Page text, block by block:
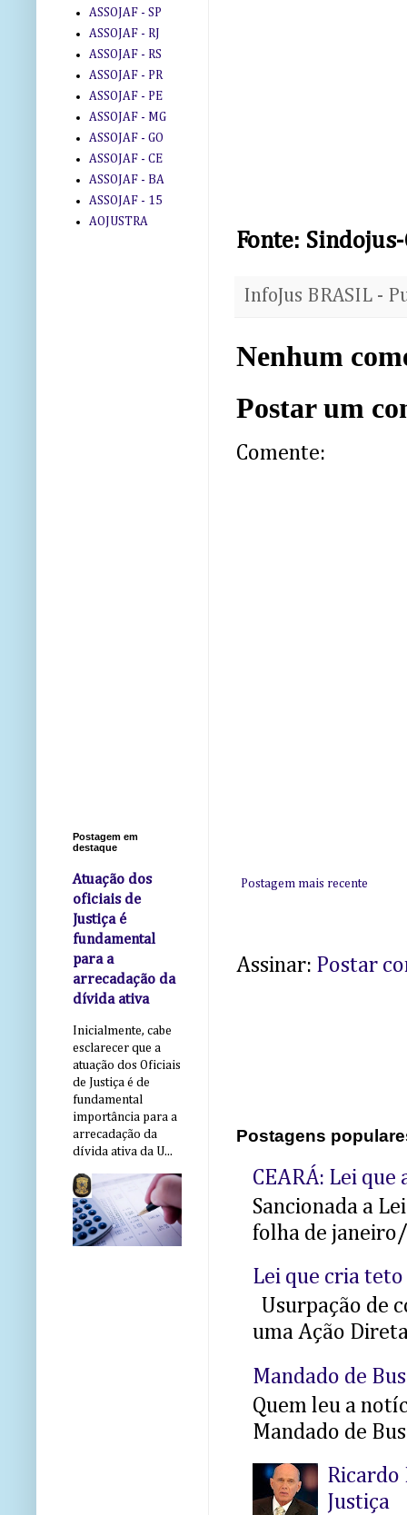
Fonte: Sindojus-
InfoJus BRASIL -
Nenhum
Postar um
Comente:
Postagem mais recente
Assinar: Postar
Postagens
CEARÁ: Lei
Sancionada a
folha de
Lei que cria
Usurpação de
uma Ação
Mandado de
Quem leu a
Mandado de
Ricardo
Justiça
ASSOJAF - SP
ASSOJAF - RJ
ASSOJAF - RS
ASSOJAF - PR
ASSOJAF - PE
ASSOJAF - MG
ASSOJAF - GO
ASSOJAF - CE
ASSOJAF - BA
ASSOJAF - 15
AOJUSTRA
Postagem em
destaque
Atuação dos
oficiais de
Justiça é
fundamental
para a
arrecadação da
dívida ativa
Inicialmente, cabe
esclarecer que a
atuação dos Oficiais
de Justiça é de
fundamental
importância para a
arrecadação da
dívida ativa da U...